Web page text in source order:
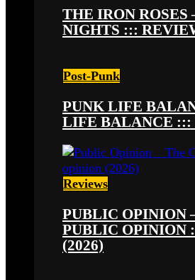
THE IRON
NIGHTS :::
Post-Punk
PUNK LIFE
LIFE BALANCE :::
Reviews
PUBLIC OPINION
PUBLIC OPINION
(2026)